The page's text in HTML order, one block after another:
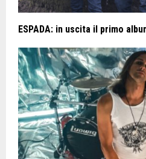
ESPADA: in uscita il primo